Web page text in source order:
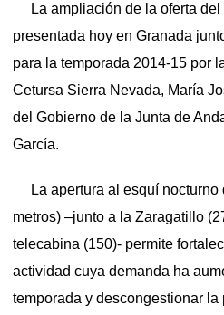
La ampliación de la oferta del
presentada hoy en Granada
para la temporada 2014-15 por
Cetursa Sierra Nevada, María
del Gobierno de la Junta de
García.
La apertura al esquí nocturno
metros) –junto a la Zaragatillo
telecabina (150)- permite
actividad cuya demanda ha
temporada y descongestionar